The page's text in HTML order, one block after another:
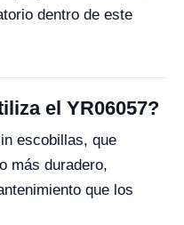
dentro de este
el YR06057?
escobillas, que
más duradero,
que los